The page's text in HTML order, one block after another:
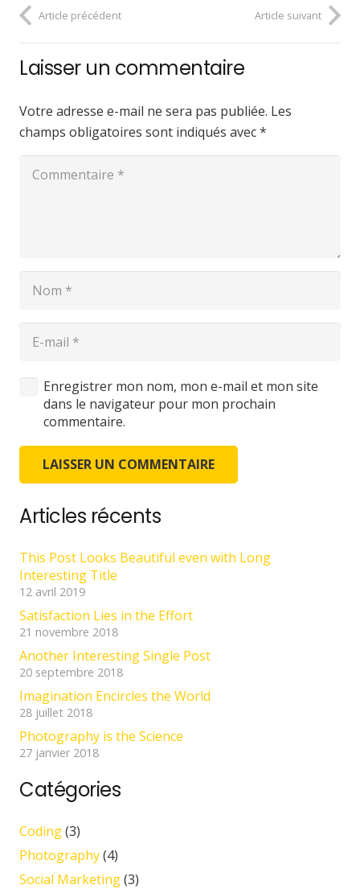
Article précédent Article suivant
Laisser un commentaire
Votre adresse e-mail ne sera pas publiée. Les
champs obligatoires sont indiqués avec*
Enregistrer mon nom, mon e-mail et mon site
dans le navigateur pour mon prochain
commentaire.
LAISSER UN COMMENTAIRE
Articles récents
This Post Looks Beautiful even with Long
Interesting Title
12 avril 2019
Satisfaction Lies in the Effort
21 novembre 2018
Another Interesting Single Post
20 septembre 2018
Imagination Encircles the World
28 juillet 2018
Photography is the Science
27 janvier 2018
Catégories
Coding(3)
Photography(4)
Social Marketing(3)